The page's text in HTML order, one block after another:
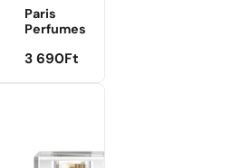
Paris
Perfumes
3 690 Ft